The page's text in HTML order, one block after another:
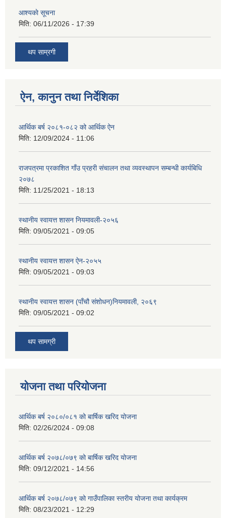
आश्यकाे सूचना
मिति: 06/11/2026 - 17:39
थप साम्रगी
ऐन, कानुन तथा निर्देशिका
आर्थिक बर्ष २०८१-०८२ को आर्थिक ऐन
मिति: 12/09/2024 - 11:06
राजपत्रमा प्रकाशित गाँउ प्रहरी संचालन तथा व्यवस्थापन सम्बन्धी कार्यबिधि
२०७८
मिति: 11/25/2021 - 18:13
स्थानीय स्वायत्त शासन नियमावली-२०५६
मिति: 09/05/2021 - 09:05
स्थानीय स्वायत्त शासन ए‍ेन-२०५५
मिति: 09/05/2021 - 09:03
स्थानीय स्वायत्त शासन (पाँचौ संशोधन)नियमावली, २०६९
मिति: 09/05/2021 - 09:02
थप सामग्री
योजना तथा परियोजना
आर्थिक बर्ष २०८०/०८१ को बार्षिक खरिद योजना
मिति: 02/26/2024 - 09:08
आर्थिक बर्ष २०७८/०७९ को बार्षिक खरिद योजना
मिति: 09/12/2021 - 14:56
आर्थिक बर्ष २०७८/०७९ को गाउँपालिका स्तरीय योजना तथा कार्यक्रम
मिति: 08/23/2021 - 12:29